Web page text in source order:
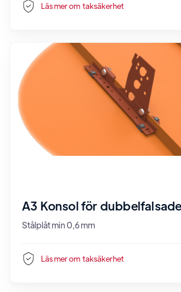
Läs mer om taksäkerhet
A3 Konsol för
Stålplåt min 0,6 mm
Läs mer om taksäkerhet